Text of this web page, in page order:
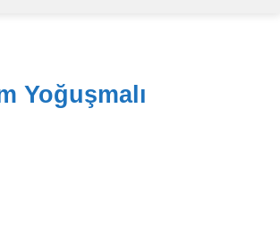
Yoğuşmalı